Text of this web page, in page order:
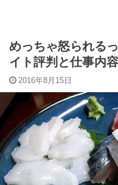
めっちゃ怒られる
イト評判と仕事内容
2016年8月15日